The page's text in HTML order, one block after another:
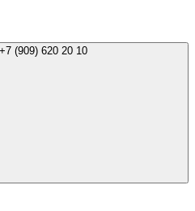
+7 (909) 620 20 10